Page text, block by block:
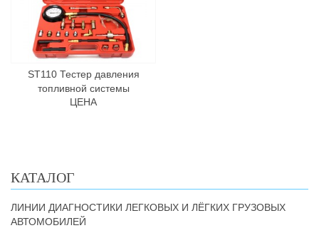
ST110 Тестер давления
топливной системы
ЦЕНА
КАТАЛОГ
ЛИНИИ ДИАГНОСТИКИ ЛЕГКОВЫХ И ЛЁГКИХ ГРУЗОВЫХ
АВТОМОБИЛЕЙ